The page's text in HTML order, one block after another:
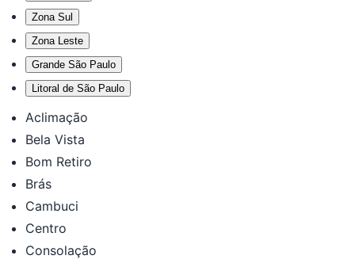
Zona Sul
Zona Leste
Grande São Paulo
Litoral de São Paulo
Aclimação
Bela Vista
Bom Retiro
Brás
Cambuci
Centro
Consolação